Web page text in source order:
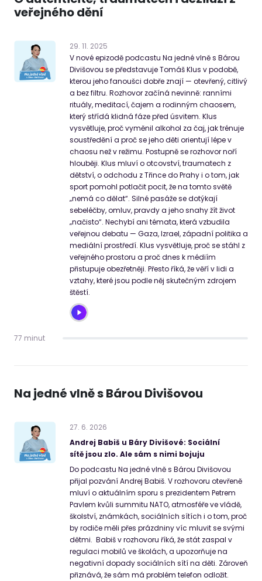
veřejného dění
29. 11. 2025
V nové epizodě podcastu Na jedné vlně s Bárou
Divišovou se představuje Tomáš Klus v podobě,
kterou jeho fanoušci dobře znají — otevřený, citlivý
a bez filtru. Rozhovor začíná nevinně: ranními
rituály, meditací, čajem a rodinným chaosem,
který střídá klidná fáze před úsvitem. Klus
vysvětluje, proč vyměnil alkohol za čaj, jak trénuje
soustředění a proč se jeho děti orientují lépe v
chaosu než v režimu. Postupně se rozhovor noří
hlouběji. Klus mluví o otcovství, traumatech z
dětství, o odchodu z Třince do Prahy i o tom, jak
sport pomohl potlačit pocit, že na tomto světě
„nemá co dělat“. Silné pasáže se dotýkají
sebeléčby, omluv, pravdy a jeho snahy žít život
„načisto“. Nechybí ani témata, která vzbudila
veřejnou debatu — Gaza, Izrael, západní politika a
mediální prostředí. Klus vysvětluje, proč se stáhl z
veřejného prostoru a proč dnes k médiím
přistupuje obezřetněji. Přesto říká, že věří v lidi a
vztahy, které jsou podle něj skutečným zdrojem
štěstí.
77 minut
Na jedné vlně s Bárou Divišovou
27. 6. 2026
Andrej Babiš u Báry Divišové: Sociální
sítě jsou zlo. Ale sám s nimi bojuju
Do podcastu Na jedné vlně s Bárou Divišovou
přijal pozvání Andrej Babiš. V rozhovoru otevřeně
mluví o aktuálním sporu s prezidentem Petrem
Pavlem kvůli summitu NATO, atmosféře ve vládě,
školství, známkách, sociálních sítích i o tom, proč
by rodiče měli přes prázdniny víc mluvit se svými
dětmi. Babiš v rozhovoru říká, že stát zaspal v
regulaci mobilů ve školách, a upozorňuje na
negativní dopady sociálních sítí na děti. Zároveň
přiznává, že sám má problém telefon odložit.